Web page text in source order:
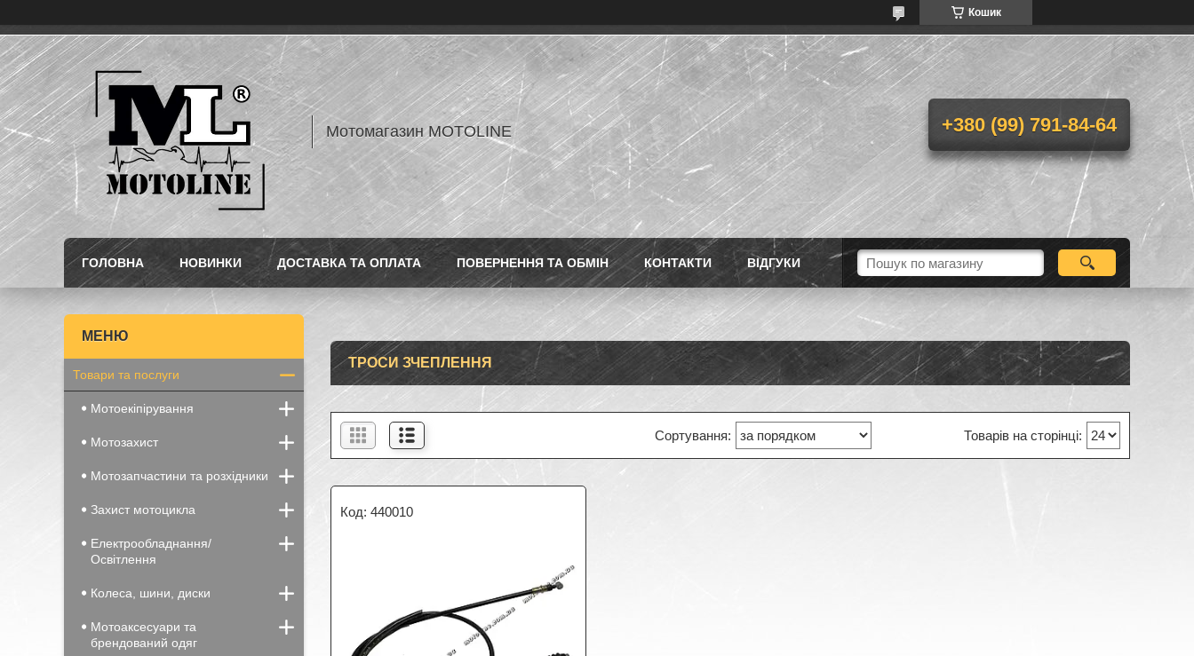
Кошик
Мотомагазин MOTOLINE +380 (99) 791-84-64
ГОЛОВНА НОВИНКИ ДОСТАВКА ТА ОПЛАТА ПОВЕРНЕННЯ ТА ОБМІН КОНТАКТИ ВІДГУКИ
ТРОСИ ЗЧЕПЛЕННЯ
440010
Товари та послуги
Мотоекіпірування
Мотозахист
Мотозапчастини та розхідники
Захист мотоцикла
Електрообладнання/
Освітлення
Колеса, шини, диски
Мотоаксесуари та
брендований одяг